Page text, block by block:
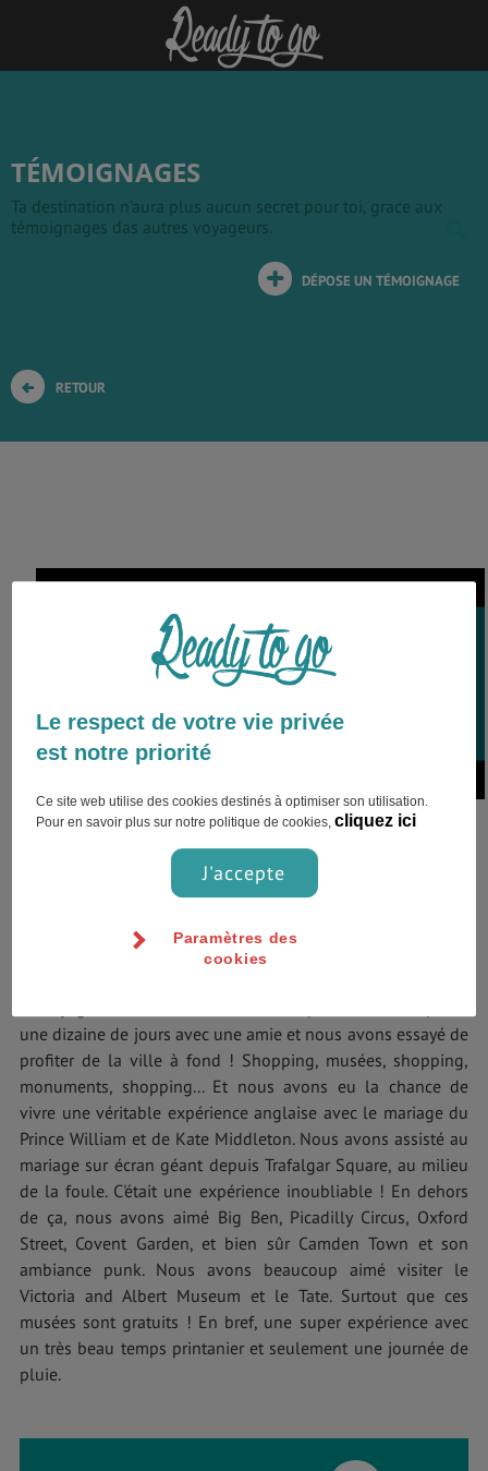
TÉMOIGNAGES
Ta destination n'aura plus aucun secret pour toi, grace aux
témoignages das autres voyageurs.
DÉPOSE UN TÉMOIGNAGE
RETOUR
London,Royaume-Uni
Ce voyage a Londres a été l'un de
mes préférés. Je suis partie une
dizaine de jours avec une amie
une dizaine de jours avec une amie et nous avons essayé de
profiter de la ville à fond ! Shopping, musées, shopping,
monuments, shopping... Et nous avons eu la chance de
vivre une véritable expérience anglaise avec le mariage du
Prince William et de Kate Middleton. Nous avons assisté au
mariage sur écran géant depuis Trafalgar Square, au milieu
de la foule. C'était une expérience inoubliable ! En dehors
de ça, nous avons aimé Big Ben, Picadilly Circus, Oxford
Street, Covent Garden, et bien sûr Camden Town et son
ambiance punk. Nous avons beaucoup aimé visiter le
Victoria and Albert Museum et le Tate. Surtout que ces
musées sont gratuits ! En bref, une super expérience avec
un très beau temps printanier et seulement une journée de
pluie.
Le respect de votre vie privée
est notre priorité
Ce site web utilise des cookies destinés à optimiser son utilisation.
Pour en savoir plus sur notre politique de cookies,cliquez ici
J'accepte
Paramètres des
cookies